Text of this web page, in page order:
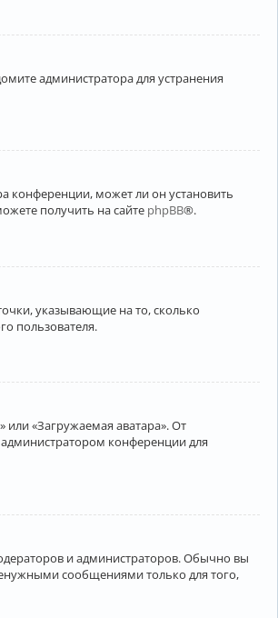
администратора для устранения
конференции, может ли он установить
получить на сайте phpBB®.
указывающие на то, сколько
пользователя.
или «Загружаемая аватара». От
администратором конференции для
и администраторов. Обычно вы
сообщениями только для того,